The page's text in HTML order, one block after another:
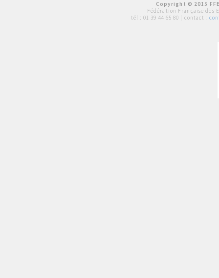
Copyright © 2015
Fédération Française des
tél : 01 39 44 65 80 | contact :